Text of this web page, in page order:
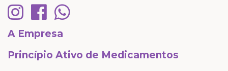
A Empresa
Princípio Ativo de Medicamentos